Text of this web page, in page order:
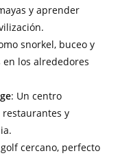
y aprender
snorkel, buceo y
en los alrededores
: Un centro
y
cercano, perfecto